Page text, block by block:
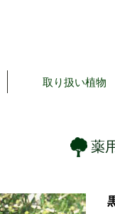
薬
取り扱い植物